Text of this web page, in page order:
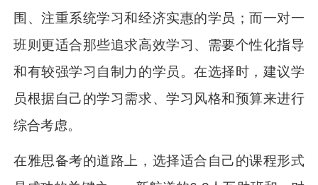
围、注重系统学习和经济实惠的学员；而一对一
班则更适合那些追求高效学习、需要个性化指导
和有较强学习自制力的学员。在选择时，建议学
员根据自己的学习需求、学习风格和预算来进行
综合考虑。
在雅思备考的道路上，选择适合自己的课程形式